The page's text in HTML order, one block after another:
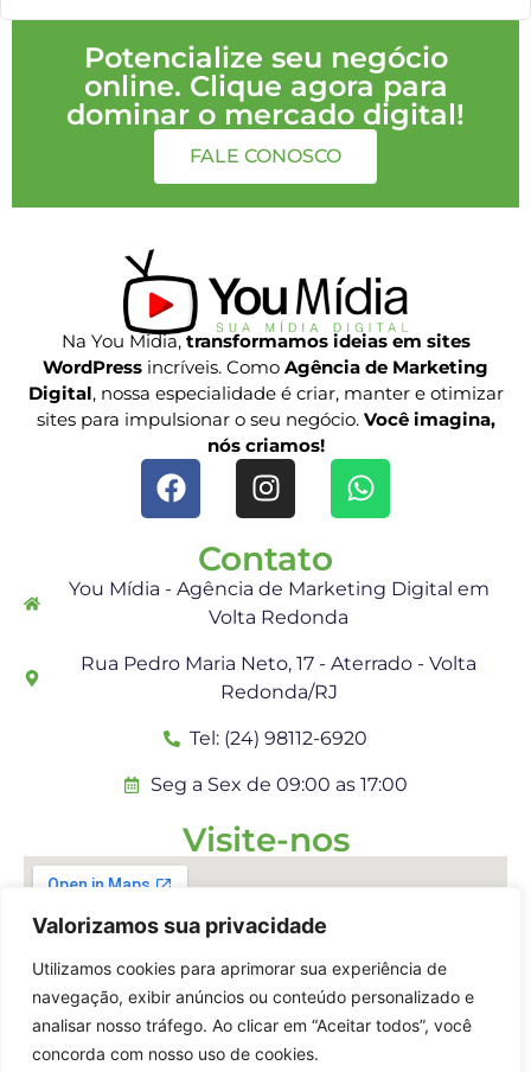
Valorizamos sua privacidade
Utilizamos cookies para aprimorar sua experiência de
navegação, exibir anúncios ou conteúdo personalizado e
analisar nosso tráfego. Ao clicar em “Aceitar todos”, você
concorda com nosso uso de cookies.
Potencialize seu negócio
online. Clique agora para
dominar o mercado digital!
FALE CONOSCO
Na You Midia, transformamos ideias em sites
WordPress incríveis. Como Agência de Marketing
Digital, nossa especialidade é criar, manter e otimizar
sites para impulsionar o seu negócio. Você imagina,
nós criamos!
Contato
You Mídia - Agência de Marketing Digital em
Volta Redonda
Rua Pedro Maria Neto, 17 - Aterrado - Volta
Redonda/RJ
Tel: (24) 98112-6920
Seg a Sex de 09:00 as 17:00
Visite-nos